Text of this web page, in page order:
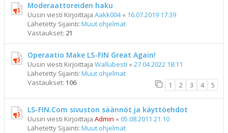
Moderaattoreiden haku
Uusin viesti Kirjoittaja Aakk004« 16.07.2019 17:39
Lähetetty Sijainti: Muut ohjelmat
Vastaukset: 21
Operaatio Make LS-FIN Great Again!
Uusin viesti Kirjoittaja Wallubesti « 27.04.2022 18:11
Lähetetty Sijainti: Muut ohjelmat
Vastaukset: 106 1 2 3 4 5
LS-FIN.Com sivuston säännöt ja käyttöehdot
Uusin viesti Kirjoittaja Admin « 05.08.2011 21:10
Lähetetty Sijainti: Muut ohjelmat